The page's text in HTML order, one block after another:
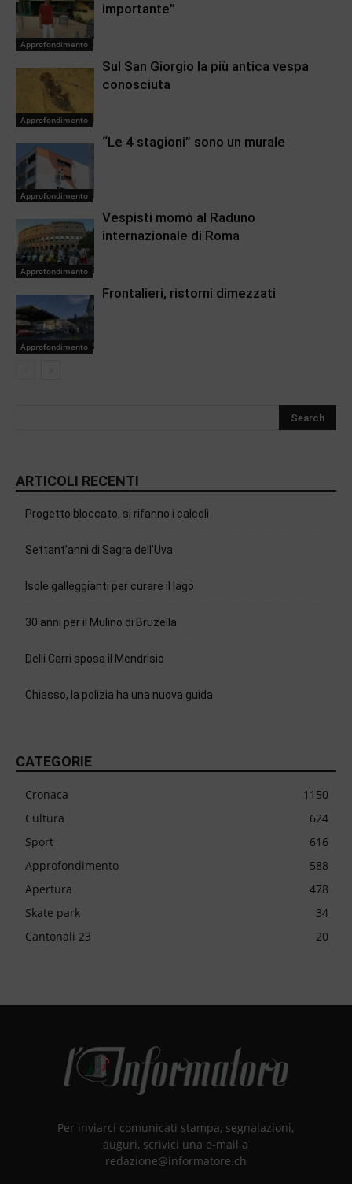
Approfondimento
importante”
Approfondimento
Sul San Giorgio la più antica vespa
conosciuta
Approfondimento
“Le 4 stagioni” sono un murale
Approfondimento
Vespisti momò al Raduno
internazionale di Roma
Approfondimento
Frontalieri, ristorni dimezzati
ARTICOLI RECENTI
Progetto bloccato, si rifanno i calcoli
Settant’anni di Sagra dell’Uva
Isole galleggianti per curare il lago
30 anni per il Mulino di Bruzella
Delli Carri sposa il Mendrisio
Chiasso, la polizia ha una nuova guida
CATEGORIE
Cronaca
1150
Cultura
624
Sport
616
Approfondimento
588
Apertura
478
Skate park
34
Cantonali 23
20
Per inviarci comunicati stampa, segnalazioni,
auguri, scrivici una e-mail a
redazione@informatore.ch